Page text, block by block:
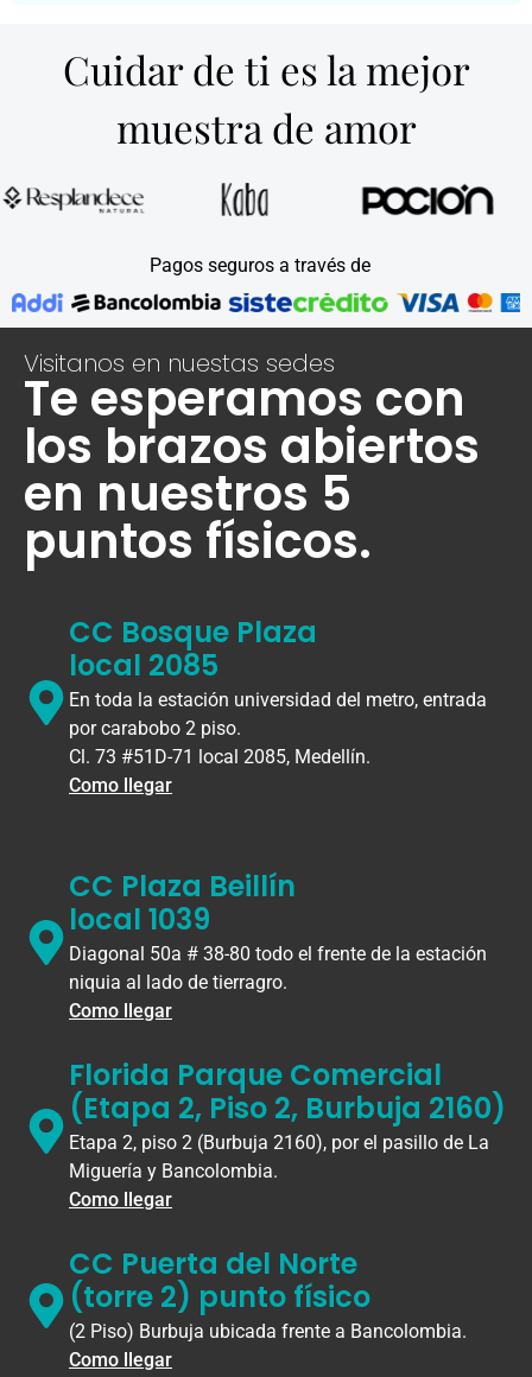
Cuidar de ti es la mejor
muestra de amor
Pagos seguros a través de
Visitanos en nuestas sedes
Te esperamos con
los brazos abiertos
en nuestros 5
puntos físicos.
CC Bosque Plaza
local 2085
En toda la estación universidad del metro, entrada
por carabobo 2 piso.
Cl. 73 #51D-71 local 2085, Medellín.
Como llegar
CC Plaza Beillín
local 1039
Diagonal 50a # 38-80 todo el frente de la estación
niquia al lado de tierragro.
Como llegar
Florida Parque Comercial
(Etapa 2, Piso 2, Burbuja 2160)
Etapa 2, piso 2 (Burbuja 2160), por el pasillo de La
Miguería y Bancolombia.
Como llegar
CC Puerta del Norte
(torre 2) punto físico
(2 Piso) Burbuja ubicada frente a Bancolombia.
Como llegar